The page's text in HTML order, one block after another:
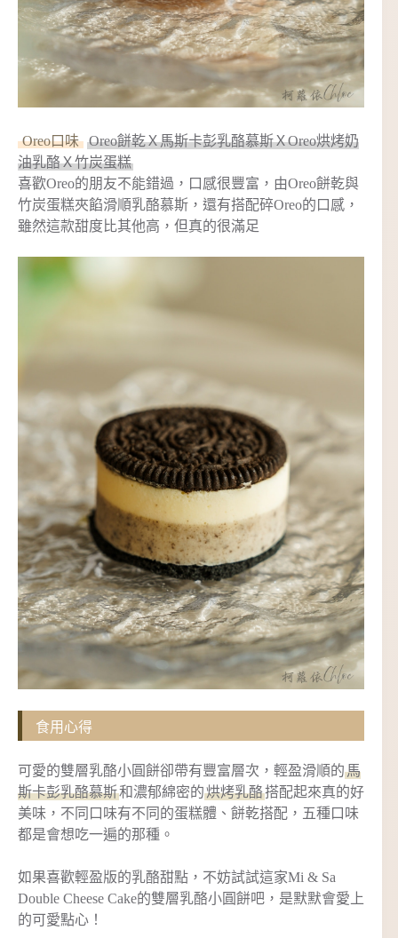
Oreo口味
Oreo餅乾Ｘ馬斯卡彭乳酪慕斯ＸOreo烘烤奶
油乳酪Ｘ竹炭蛋糕
喜歡Oreo的朋友不能錯過，口感很豐富，由Oreo餅乾與
竹炭蛋糕夾餡滑順乳酪慕斯，還有搭配碎Oreo的口感，
雖然這款甜度比其他高，但真的很滿足
食用心得
可愛的雙層乳酪小圓餅卻帶有豐富層次，輕盈滑順的馬
斯卡彭乳酪慕斯和濃郁綿密的烘烤乳酪搭配起來真的好
美味，不同口味有不同的蛋糕體、餅乾搭配，五種口味
都是會想吃一遍的那種。
如果喜歡輕盈版的乳酪甜點，不妨試試這家Mi & Sa
Double Cheese Cake的雙層乳酪小圓餅吧，是默默會愛上
的可愛點心！